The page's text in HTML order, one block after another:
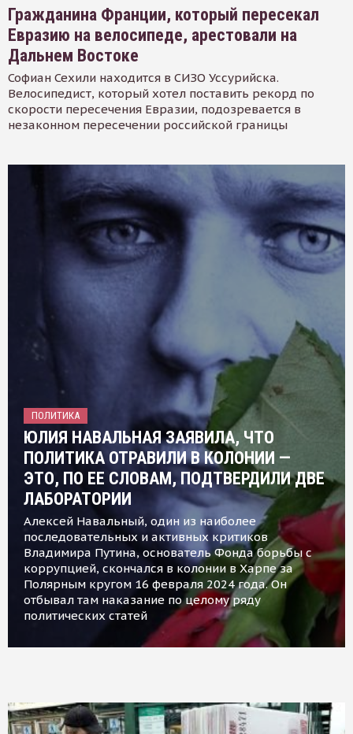
Гражданина Франции, который пересекал
Евразию на велосипеде, арестовали на
Дальнем Востоке
Софиан Сехили находится в СИЗО Уссурийска.
Велосипедист, который хотел поставить рекорд по
скорости пересечения Евразии, подозревается в
незаконном пересечении российской границы
ПОЛИТИКА
ЮЛИЯ НАВАЛЬНАЯ ЗАЯВИЛА, ЧТО
ПОЛИТИКА ОТРАВИЛИ В КОЛОНИИ —
ЭТО, ПО ЕЕ СЛОВАМ, ПОДТВЕРДИЛИ ДВЕ
ЛАБОРАТОРИИ
Алексей Навальный, один из наиболее
последовательных и активных критиков
Владимира Путина, основатель Фонда борьбы с
коррупцией, скончался в колонии в Харпе за
Полярным кругом 16 февраля 2024 года. Он
отбывал там наказание по целому ряду
политических статей